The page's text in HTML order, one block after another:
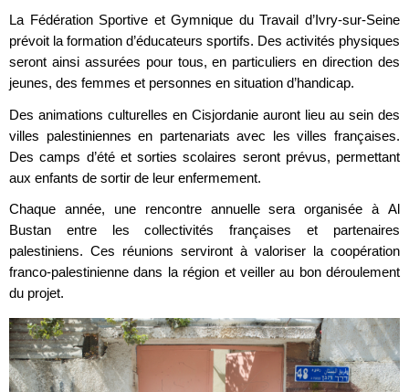
La Fédération Sportive et Gymnique du Travail d’Ivry-sur-Seine
prévoit la formation d’éducateurs sportifs. Des activités physiques
seront ainsi assurées pour tous, en particuliers en direction des
jeunes, des femmes et personnes en situation d’handicap.
Des animations culturelles en Cisjordanie auront lieu au sein des
villes palestiniennes en partenariats avec les villes françaises.
Des camps d’été et sorties scolaires seront prévus, permettant
aux enfants de sortir de leur enfermement.
Chaque année, une rencontre annuelle sera organisée à Al
Bustan entre les collectivités françaises et partenaires
palestiniens. Ces réunions serviront à valoriser la coopération
franco-palestinienne dans la région et veiller au bon déroulement
du projet.